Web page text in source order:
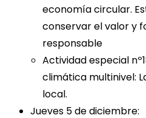
economía circular.
conservar el valor y
responsable
Actividad especial
climática multinivel:
local.
Jueves 5 de diciembre: